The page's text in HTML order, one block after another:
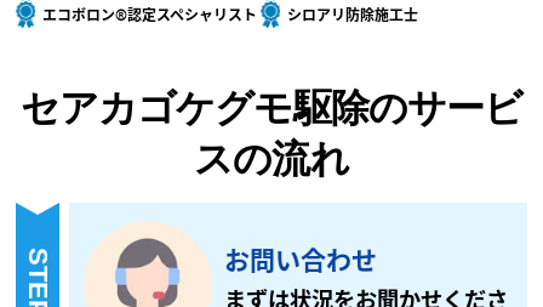
エコボロン®認定スペシャリスト
シロアリ防除施工士
セアカゴケグモ駆除のサービ
スの流れ
お問い合わせ
まずは状況をお聞かせくださ